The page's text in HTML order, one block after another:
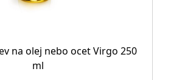
na olej nebo ocet Virgo 250
ml